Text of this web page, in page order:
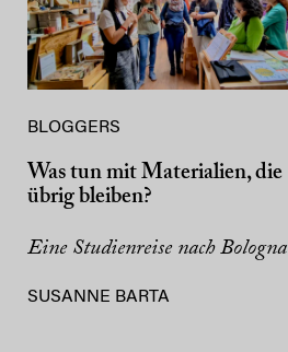
BLOGGERS
Was tun mit Materialien, die
übrig bleiben?
Eine Studienreise nach Bologna
SUSANNE BARTA